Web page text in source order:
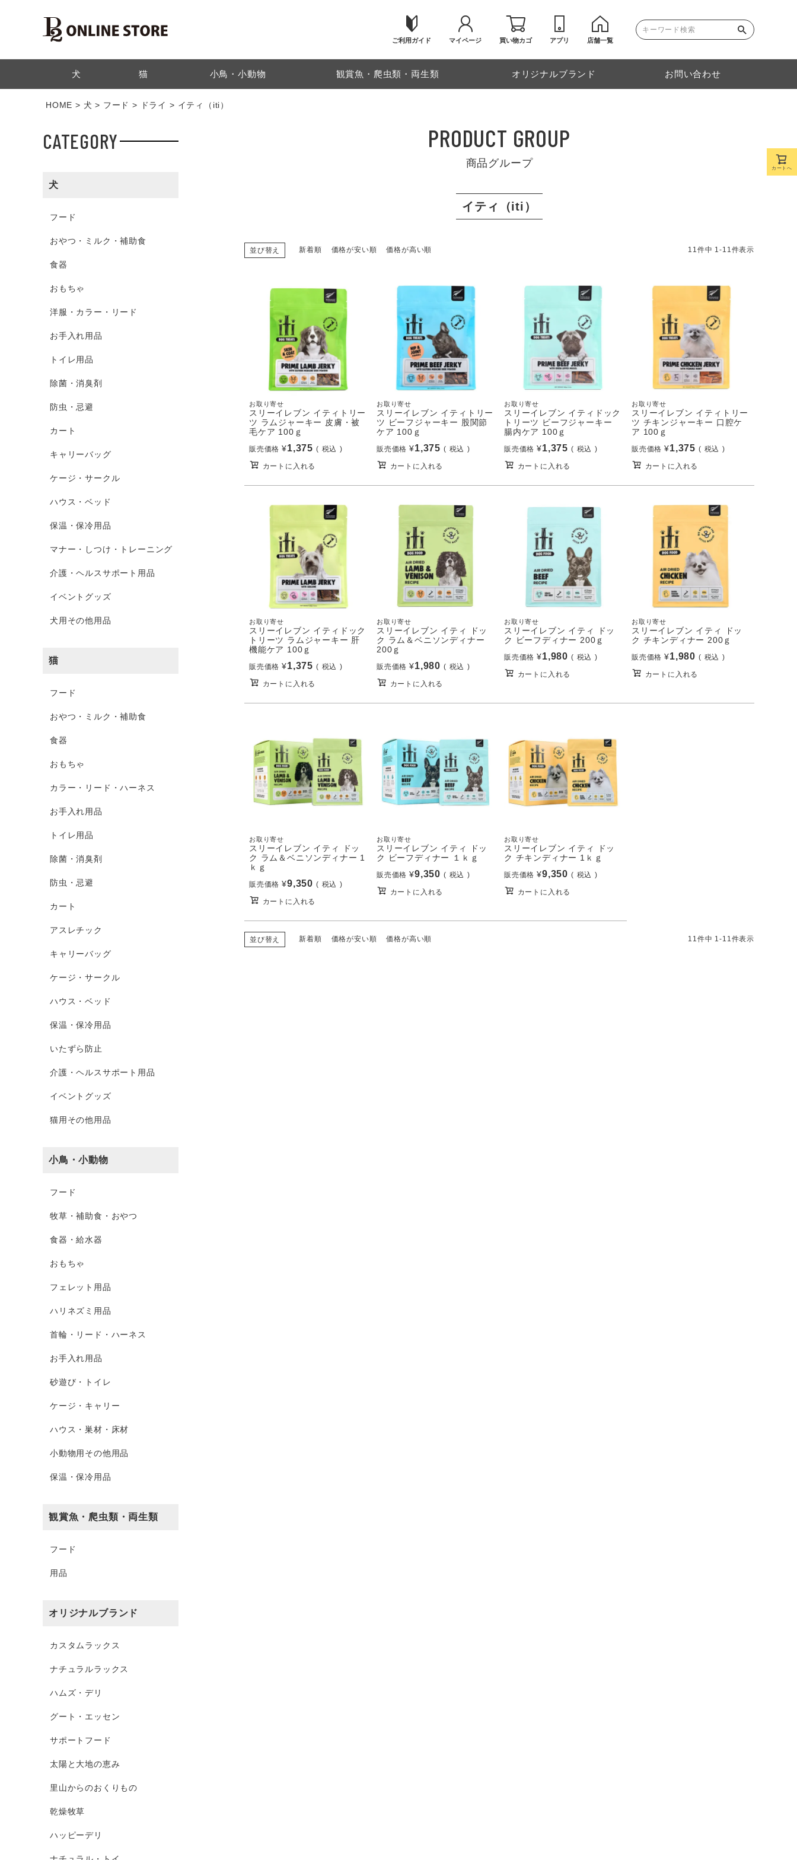
ご利用ガイド マイページ 買い物カゴ アプリ 店舗一覧
検索
犬 猫 小鳥・小動物 観賞魚・爬虫類・両生類 オリジナルブランド お問い合わせ
HOME 犬 フード ドライ イティ（iti）
CATEGORY
犬
フード
おやつ・ミルク・補助食
食器
おもちゃ
洋服・カラー・リード
お手入れ用品
トイレ用品
除菌・消臭剤
防虫・忌避
カート
キャリーバッグ
ケージ・サークル
ハウス・ベッド
保温・保冷用品
マナー・しつけ・トレーニング
介護・ヘルスサポート用品
イベントグッズ
犬用その他用品
猫
フード
おやつ・ミルク・補助食
食器
おもちゃ
カラー・リード・ハーネス
お手入れ用品
トイレ用品
除菌・消臭剤
防虫・忌避
カート
アスレチック
キャリーバッグ
ケージ・サークル
ハウス・ベッド
保温・保冷用品
いたずら防止
介護・ヘルスサポート用品
イベントグッズ
猫用その他用品
小鳥・小動物
フード
牧草・補助食・おやつ
食器・給水器
おもちゃ
フェレット用品
ハリネズミ用品
首輪・リード・ハーネス
お手入れ用品
砂遊び・トイレ
ケージ・キャリー
ハウス・巣材・床材
小動物用その他用品
保温・保冷用品
観賞魚・爬虫類・両生類
フード
用品
オリジナルブランド
カスタムラックス
ナチュラルラックス
ハムズ・デリ
グート・エッセン
サポートフード
太陽と大地の恵み
里山からのおくりもの
乾燥牧草
ハッピーデリ
PRODUCT GROUP
商品グループ
イティ（iti）
並び替え 新着順 価格が安い順 価格が高い順 11件中 1-11件表示
お取り寄せ
スリーイレブン イティトリー
ツ ラムジャーキー 皮膚・被
毛ケア 100ｇ
販売価格 ¥1,375 税込
カートに入れる
お取り寄せ
スリーイレブン イティトリー
ツ ビーフジャーキー 股関節
ケア 100ｇ
販売価格 ¥1,375 税込
カートに入れる
お取り寄せ
スリーイレブン イティドック
トリーツ ビーフジャーキー
腸内ケア 100ｇ
販売価格 ¥1,375 税込
カートに入れる
お取り寄せ
スリーイレブン イティトリー
ツ チキンジャーキー 口腔ケ
ア 100ｇ
販売価格 ¥1,375 税込
カートに入れる
お取り寄せ
スリーイレブン イティドック
トリーツ ラムジャーキー 肝
機能ケア 100ｇ
販売価格 ¥1,375 税込
カートに入れる
お取り寄せ
スリーイレブン イティ ドッ
ク ラム＆ベニソンディナー
200ｇ
販売価格 ¥1,980 税込
カートに入れる
お取り寄せ
スリーイレブン イティ ドッ
ク ビーフディナー 200ｇ
販売価格 ¥1,980 税込
カートに入れる
お取り寄せ
スリーイレブン イティ ドッ
ク チキンディナー 200ｇ
販売価格 ¥1,980 税込
カートに入れる
お取り寄せ
スリーイレブン イティ ドッ
ク ラム＆ベニソンディナー 1
ｋｇ
販売価格 ¥9,350 税込
カートに入れる
お取り寄せ
スリーイレブン イティ ドッ
ク ビーフディナー １ｋｇ
販売価格 ¥9,350 税込
カートに入れる
お取り寄せ
スリーイレブン イティ ドッ
ク チキンディナー 1ｋｇ
販売価格 ¥9,350 税込
カートに入れる
並び替え 新着順 価格が安い順 価格が高い順 11件中 1-11件表示
カートへ